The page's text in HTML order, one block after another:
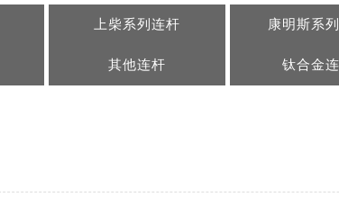
上柴系列连杆 康明斯系
其他连杆 钛合金